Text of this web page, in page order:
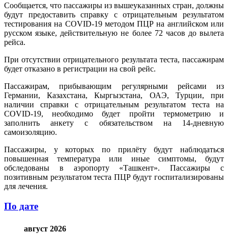
Сообщается, что пассажиры из вышеуказанных стран, должны
будут предоставить справку с отрицательным результатом
тестирования на COVID-19 методом ПЦР на английском или
русском языке, действительную не более 72 часов до вылета
рейса.
При отсутствии отрицательного результата теста, пассажирам
будет отказано в регистрации на свой рейс.
Пассажирам, прибывающим регулярными рейсами из
Германии, Казахстана, Кыргызстана, ОАЭ, Турции, при
наличии справки с отрицательным результатом теста на
COVID-19, необходимо будет пройти термометрию и
заполнить анкету с обязательством на 14-дневную
самоизоляцию.
Пассажиры, у которых по прилёту будут наблюдаться
повышенная температура или иные симптомы, будут
обследованы в аэропорту «Ташкент». Пассажиры с
позитивным результатом теста ПЦР будут госпитализированы
для лечения.
По дате
август 2026